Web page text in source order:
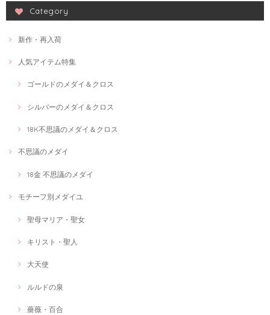
Category
新作・再入荷
人気アイテム特集
ゴールドのメダイ＆クロス
シルバーのメダイ＆クロス
18K不思議のメダイ＆クロス
不思議のメダイ
18金 不思議のメダイ
モチーフ別メダイユ
聖母マリア・聖女
キリスト・聖人
大天使
ルルドの泉
薔薇・百合